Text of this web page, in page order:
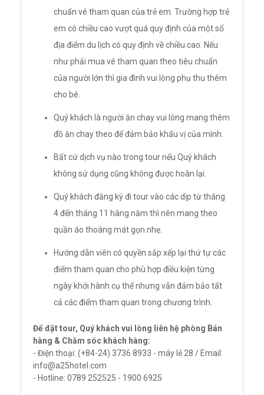
chuẩn vé tham quan của trẻ em. Trường hợp trẻ
em có chiều cao vượt quá quy định của một số
địa điểm du lịch có quy định về chiều cao. Nếu
như phải mua vé tham quan theo tiêu chuẩn
của người lớn thì gia đình vui lòng phụ thu thêm
cho bé.
Quý khách là người ăn chay vui lòng mang thêm
đồ ăn chay theo để đảm bảo khẩu vị của mình.
Bất cứ dịch vụ nào trong tour nếu Quý khách
không sử dụng cũng không được hoàn lại.
Quý khách đăng ký đi tour vào các dịp từ tháng
4 đến tháng 11 hàng năm thì nên mang theo
quần áo thoáng mát gọn nhẹ.
Hướng dẫn viên có quyền sắp xếp lại thứ tự các
điểm tham quan cho phù hợp điều kiện từng
ngày khởi hành cụ thể nhưng vẫn đảm bảo tất
cả các điểm tham quan trong chương trình.
Để đặt tour, Quý khách vui lòng liên hệ phòng Bán
hàng & Chăm sóc khách hàng:
- Điện thoại: (+84-24) 3736 8933 - máy lẻ 28 / Email:
info@a25hotel.com
- Hotline: 0789 252525 - 1900 6925